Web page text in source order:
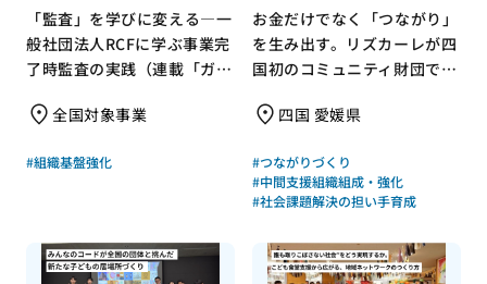
「監査」を学びに変える—一
般社団法人RCFに学ぶ事業完
了時監査の実践（連載「ガバ
Vol.3）
全国対象事業
#組織基盤強化
お金だけでなく「つながり」
を生み出す。リズカーレが四
国初のコミュニティ財団で挑
四国 愛媛県
#つながりづくり
#中間支援組織組成・強化
#社会課題解決の担い手育成